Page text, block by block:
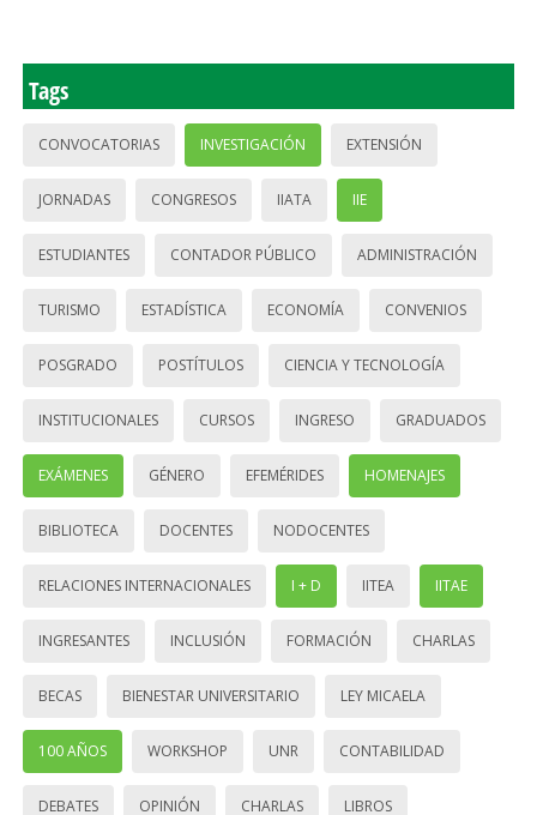
Tags
CONVOCATORIAS INVESTIGACIÓN EXTENSIÓN
JORNADAS CONGRESOS IIATA IIE
ESTUDIANTES CONTADOR PÚBLICO ADMINISTRACIÓN
TURISMO ESTADÍSTICA ECONOMÍA CONVENIOS
POSGRADO POSTÍTULOS CIENCIA Y TECNOLOGÍA
INSTITUCIONALES CURSOS INGRESO GRADUADOS
EXÁMENES GÉNERO EFEMÉRIDES HOMENAJES
BIBLIOTECA DOCENTES NODOCENTES
RELACIONES INTERNACIONALES I + D IITEA IITAE
INGRESANTES INCLUSIÓN FORMACIÓN CHARLAS
BECAS BIENESTAR UNIVERSITARIO LEY MICAELA
100 AÑOS WORKSHOP UNR CONTABILIDAD
DEBATES OPINIÓN CHARLAS LIBROS